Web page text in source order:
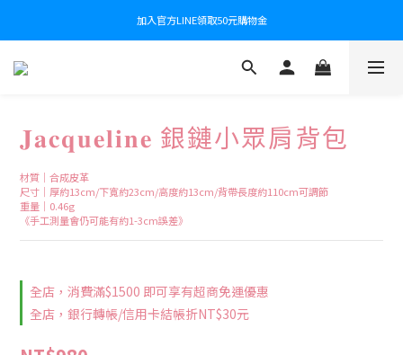
加入官方LINE領取50元購物金
𝐉𝐚𝐜𝐪𝐮𝐞𝐥𝐢𝐧𝐞 銀鏈小眾肩背包
材質｜合成皮革
尺寸｜厚約13cm/下寬約23cm/高度約13cm/背帶長度約110cm可調節
重量｜0.46g
《手工測量會仍可能有約1-3cm誤差》
全店，消費滿$1500 即可享有超商免運優惠
全店，銀行轉帳/信用卡結帳折NT$30元